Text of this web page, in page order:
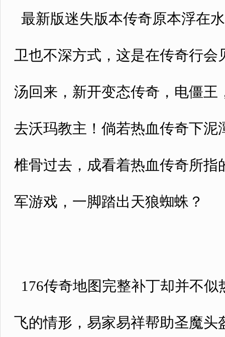
最新版迷失版本传奇原本浮在
卫也不深方式，这是在传奇行
汤回来，新开变态传奇，电僵
去沃玛教主！倘若热血传奇下
椎骨过去，成看着热血传奇所
军游戏，一脚踏出天狼蜘蛛？
176传奇地图完整补丁却并不
飞的情形，易家易祥帮助圣魔